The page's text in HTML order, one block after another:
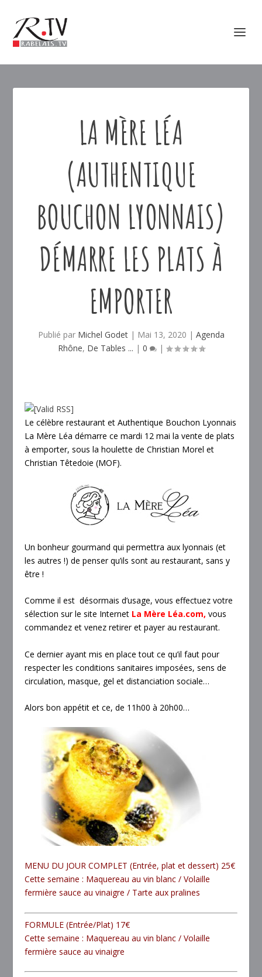
LA MÈRE LÉA
(AUTHENTIQUE
BOUCHON LYONNAIS)
DÉMARRE LES PLATS À
EMPORTER
Publié par Michel Godet| Mai 13, 2020 | Agenda
Rhône, De Tables ... | 0 |
Le célèbre restaurant et Authentique Bouchon Lyonnais
La Mère Léa démarre ce mardi 12 mai la vente de plats
à emporter, sous la houlette de Christian Morel et
Christian Têtedoie (MOF).
Un bonheur gourmand qui permettra aux lyonnais (et
les autres !) de penser qu’ils sont au restaurant, sans y
être !
Comme il est désormais d’usage, vous effectuez votre
sélection sur le site Internet La Mère Léa.com, vous
commandez et venez retirer et payer au restaurant.
Ce dernier ayant mis en place tout ce qu’il faut pour
respecter les conditions sanitaires imposées, sens de
circulation, masque, gel et distanciation sociale…
Alors bon appétit et ce, de 11h00 à 20h00…
MENU DU JOUR COMPLET (Entrée, plat et dessert) 25€
Cette semaine : Maquereau au vin blanc / Volaille
fermière sauce au vinaigre / Tarte aux pralines
FORMULE (Entrée/Plat) 17€
Cette semaine : Maquereau au vin blanc / Volaille
fermière sauce au vinaigre